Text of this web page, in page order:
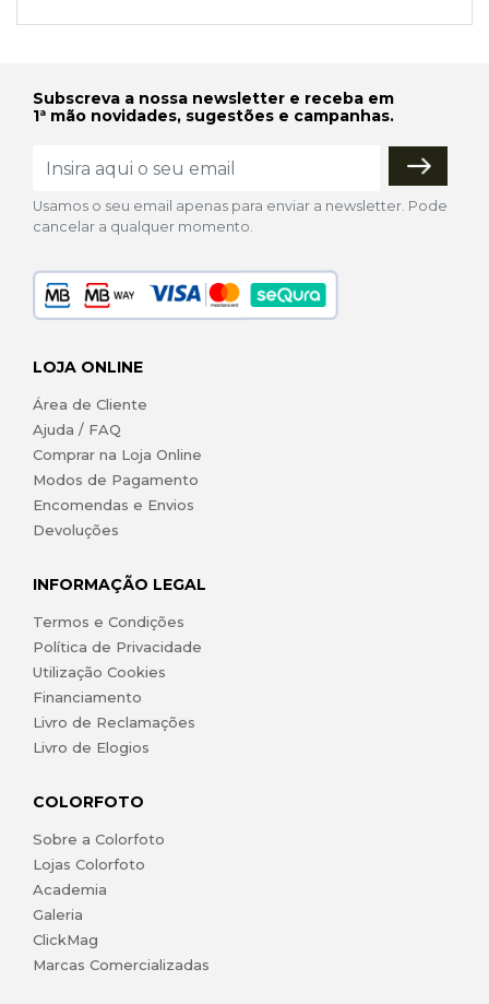
Subscreva a nossa newsletter e receba em
1ª mão novidades, sugestões e campanhas.
Usamos o seu email apenas para enviar a newsletter. Pode
cancelar a qualquer momento.
LOJA ONLINE
Área de Cliente
Ajuda / FAQ
Comprar na Loja Online
Modos de Pagamento
Encomendas e Envios
Devoluções
INFORMAÇÃO LEGAL
Termos e Condições
Política de Privacidade
Utilização Cookies
Financiamento
Livro de Reclamações
Livro de Elogios
COLORFOTO
Sobre a Colorfoto
Lojas Colorfoto
Academia
Galeria
ClickMag
Marcas Comercializadas